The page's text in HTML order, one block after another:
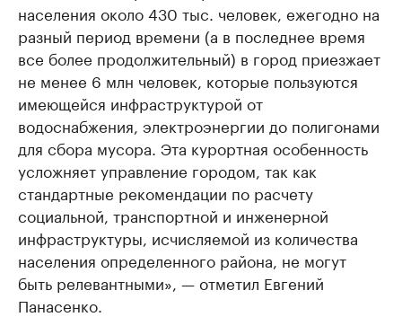
населения около 430 тыс. человек, ежегодно на
разный период времени (а в последнее время
все более продолжительный) в город приезжает
не менее 6 млн человек, которые пользуются
имеющейся инфраструктурой от
водоснабжения, электроэнергии до полигонами
для сбора мусора. Эта курортная особенность
усложняет управление городом, так как
стандартные рекомендации по расчету
социальной, транспортной и инженерной
инфраструктуры, исчисляемой из количества
населения определенного района, не могут
быть релевантными», — отметил Евгений
Панасенко.